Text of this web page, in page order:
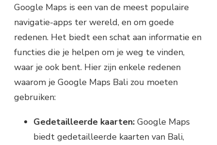
Google Maps is een van de meest populaire
navigatie-apps ter wereld, en om goede
redenen. Het biedt een schat aan informatie en
functies die je helpen om je weg te vinden,
waar je ook bent. Hier zijn enkele redenen
waarom je Google Maps Bali zou moeten
gebruiken:
Gedetailleerde kaarten: Google Maps
biedt gedetailleerde kaarten van Bali,